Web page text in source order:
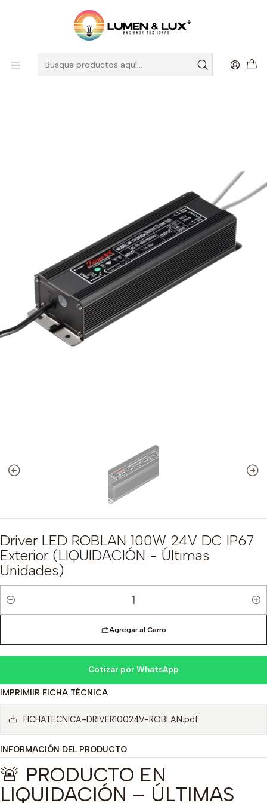
DESPACHO A TODO CHILE
Ampolletas, Cintas y Tubos
Fuente Poder Exterior
Driver LED ROBLAN 100W 24V DC IP67 Exterior (LIQUIDACIÓN -
Últimas Unidades)
Driver LED ROBLAN 100W 24V DC IP67
Exterior (LIQUIDACIÓN - Últimas
Unidades)
Cantidad
Agregar al Carro
Cotizar por WhatsApp
IMPRIMIIR FICHA TÉCNICA
FICHATECNICA-DRIVER10024V-ROBLAN.pdf
INFORMACIÓN DEL PRODUCTO
🚨 PRODUCTO EN
LIQUIDACIÓN – ÚLTIMAS